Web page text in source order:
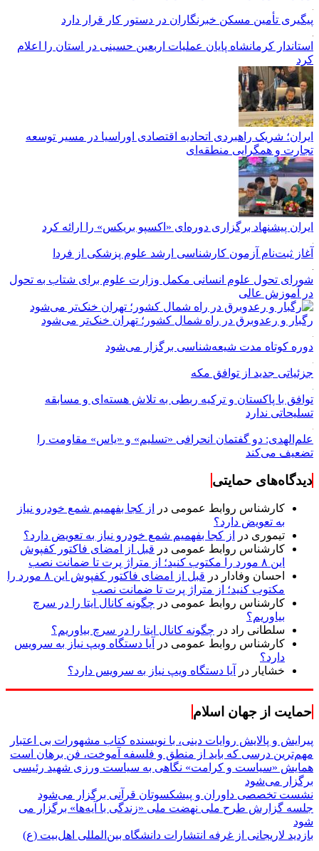
پیگیری تأمین مسکن خبرنگاران در دستور کار قرار دارد
استاندار کرمانشاه پایان عملیات اربعین حسینی در استان را اعلام
کرد
ایران؛ شریک راهبردی اتحادیه اقتصادی اوراسیا در مسیر توسعه
تجارت و همگرایی منطقه‌ای
ایران پیشنهاد برگزاری دوره‌ای «اکسپو بریکس» را ارائه کرد
آغاز ثبت‌نام‌ آزمون کارشناسی ارشد علوم پزشکی از فردا
شورای تحول علوم انسانی مکمل وزارت علوم برای شتاب به تحول
در آموزش عالی
رگبار و رعدوبرق در راه شمال کشور؛ تهران خنک‌تر می‌شود
دوره کوتاه مدت شیعه‌شناسی برگزار می‌شود
جزئیاتی جدید از توافق مکه
توافق با پاکستان و ترکیه ربطی به تلاش هسته‌ای و مسابقه
تسلیحاتی ندارد
علم‌الهدی: دو گفتمان انحرافی «تسلیم» و «یاس» مقاومت را
تضعیف می‌کند
دیدگاه‌های حمایتی
کارشناس روابط عمومی در
از کجا بفهمیم شمع خودرو نیاز
به تعویض دارد؟
تیموری در
از کجا بفهمیم شمع خودرو نیاز به تعویض دارد؟
کارشناس روابط عمومی در قبل از امضای فاکتور کفپوش
این ۸ مورد را مکتوب کنید؛ از متراژ پرت تا ضمانت نصب
احسان وفادار در
قبل از امضای فاکتور کفپوش این ۸ مورد را
مکتوب کنید؛ از متراژ پرت تا ضمانت نصب
کارشناس روابط عمومی در چگونه کانال ایتا را در سرچ
بیاوریم؟
سلطانی راد در چگونه کانال ایتا را در سرچ بیاوریم؟
کارشناس روابط عمومی در
آیا دستگاه ویپ نیاز به سرویس
دارد؟
خشایار در آیا دستگاه ویپ نیاز به سرویس دارد؟
حمایت از جهان اسلام
پیرایش و پالایش روایات دینی، با نویسنده کتاب مشهورات بی اعتبار
مهم‌ترین درسی که باید از منطق و فلسفه آموخت، فن برهان است
همایش «سیاست و کرامت» نگاهی به سیاست ورزی شهید رئیسی
برگزار می‌شود
نشست تخصصی داوران و پیشکسوتان قرآنی برگزار می‌شود
جلسه گزارش طرح ملی نهضت ملی «زندگی با آیه‌ها» برگزار می
شود
بازدید لاریجانی از غرفه انتشارات دانشگاه بین‌المللی اهل‌بیت (ع)